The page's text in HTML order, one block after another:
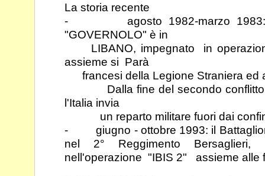
La storia recente
- agosto 1982-marzo 1983: il
"GOVERNOLO" è in
LIBANO, impegnato in
assieme si Parà
francesi della Legione Straniera ed
Dalla fine del secondo conflitto
l'Italia invia
un reparto militare fuori dai
- giugno - ottobre 1993: il
nel 2° Reggimento
nell'operazione "IBIS 2" assieme alle